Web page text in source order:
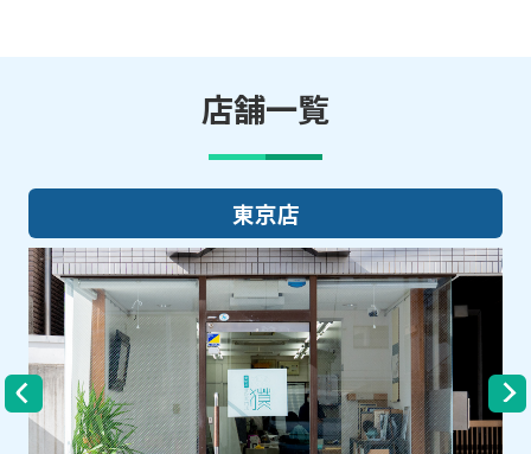
店舗一覧